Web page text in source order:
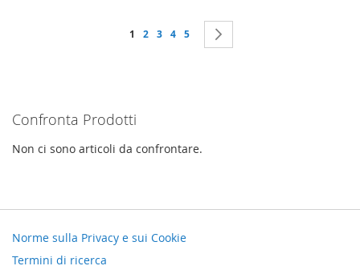
Pagina
Attualmente stai leggendo la pagina
1 Pagina
2 Pagina
3 Pagina
4 Pagina
5
Confronta Prodotti
Non ci sono articoli da confrontare.
Norme sulla Privacy e sui Cookie
Termini di ricerca